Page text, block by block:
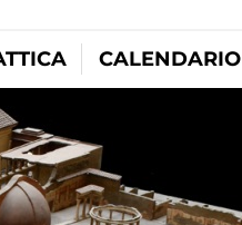
CALENDARIO